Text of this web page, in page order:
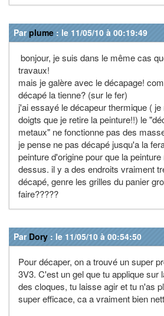
Parplume : le 11/05/10 à 00:19:49
bonjour, je suis dans le même cas
travaux!
mais je galère avec le décapage!
décapé la tienne? (sur le fer)
j'ai essayé le décapeur thermique (
doigts que je retire la peinture!!) le
metaux" ne fonctionne pas des
je pense ne pas décapé jusqu'a la
peinture d'origine pour que la
dessus. il y a des endroits vraiment
décapé, genre les grilles du panier
faire?????
Par Dory : le 11/05/10 à 00:54:50
Pour décaper, on a trouvé un super
3V3. C'est un gel que tu applique sur
des cloques, tu laisse agir et tu n'as
super efficace, ca a vraiment bien